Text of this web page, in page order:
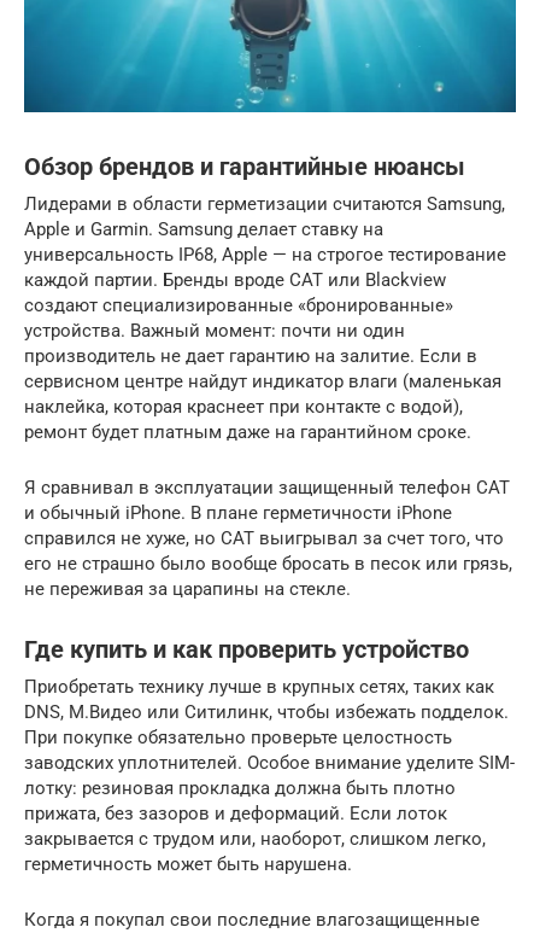
Обзор брендов и гарантийные нюансы
Лидерами в области герметизации считаются Samsung,
Apple и Garmin. Samsung делает ставку на
универсальность IP68, Apple — на строгое тестирование
каждой партии. Бренды вроде CAT или Blackview
создают специализированные «бронированные»
устройства. Важный момент: почти ни один
производитель не дает гарантию на залитие. Если в
сервисном центре найдут индикатор влаги (маленькая
наклейка, которая краснеет при контакте с водой),
ремонт будет платным даже на гарантийном сроке.
Я сравнивал в эксплуатации защищенный телефон CAT
и обычный iPhone. В плане герметичности iPhone
справился не хуже, но CAT выигрывал за счет того, что
его не страшно было вообще бросать в песок или грязь,
не переживая за царапины на стекле.
Где купить и как проверить устройство
Приобретать технику лучше в крупных сетях, таких как
DNS, М.Видео или Ситилинк, чтобы избежать подделок.
При покупке обязательно проверьте целостность
заводских уплотнителей. Особое внимание уделите SIM-
лотку: резиновая прокладка должна быть плотно
прижата, без зазоров и деформаций. Если лоток
закрывается с трудом или, наоборот, слишком легко,
герметичность может быть нарушена.
Когда я покупал свои последние влагозащищенные